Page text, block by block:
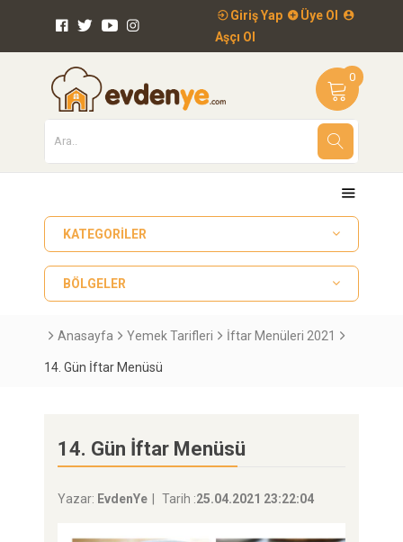
Giriş Yap
Üye Ol
Aşçı Ol
0
KATEGORILER
BÖLGELER
Anasayfa Yemek Tarifleri İftar Menüleri 2021
14. Gün İftar Menüsü
14. Gün İftar Menüsü
Yazar: EvdenYe Tarih :25.04.2021 23:22:04